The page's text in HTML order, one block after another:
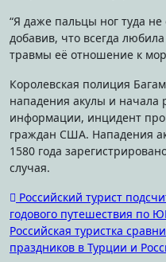
“Я даже пальцы ног туда
добавив, что всегда
травмы её отношение к
Королевская полиция
нападения акулы и начала
информации, инцидент
граждан США. Нападения
1580 года
случая.
Навигация
по
записям
Российский турист
годового путешествия по
Российская туристка
праздников в Турции и